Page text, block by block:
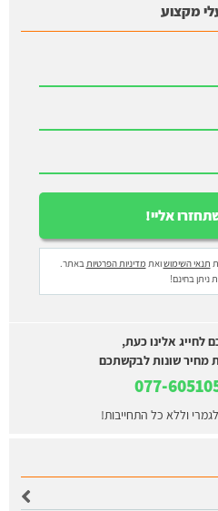
מקצוע
תנאי השימושואת מדיניות הפרטיותבאתר.
ניתן בחינם!
לחייג אלינו כעת,
וללא כל התחייבות!